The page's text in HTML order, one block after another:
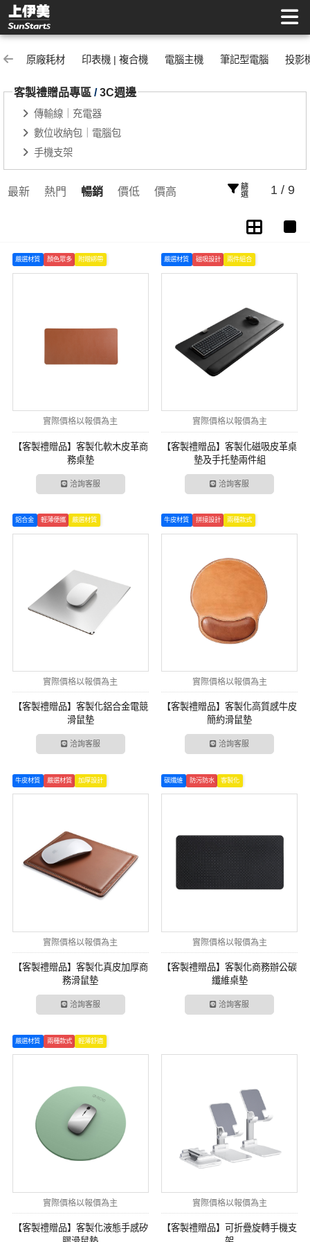
3C週邊 | 上伊美辦公用品網
原廠耗材 印表機 | 複合機 電腦主機 筆記型電腦 投影
客製禮贈品專區 /3C週邊
傳輸線｜充電器
數位收納包｜電腦包
手機支架
最新 熱門 暢銷 價低 價高 篩選 1 / 9
嚴選材質 顏色眾多 附贈綁帶
實際價格以報價為主
【客製禮贈品】客製化軟木皮革商
務桌墊
洽詢客服
嚴選材質 磁吸設計 兩件組合
實際價格以報價為主
【客製禮贈品】客製化磁吸皮革桌
墊及手托墊兩件組
洽詢客服
鋁合金 輕薄便攜 嚴選材質
實際價格以報價為主
【客製禮贈品】客製化鋁合金電競
滑鼠墊
洽詢客服
牛皮材質 拼接設計 兩種款式
實際價格以報價為主
【客製禮贈品】客製化高質感牛皮
簡約滑鼠墊
洽詢客服
牛皮材質 嚴選材質 加厚設計
實際價格以報價為主
【客製禮贈品】客製化真皮加厚商
務滑鼠墊
洽詢客服
碳纖維 防污防水 客製化
實際價格以報價為主
【客製禮贈品】客製化商務辦公碳
纖維桌墊
洽詢客服
嚴選材質 兩種款式 輕薄舒適
實際價格以報價為主
【客製禮贈品】客製化液態手感矽
實際價格以報價為主
【客製禮贈品】可折疊旋轉手機支